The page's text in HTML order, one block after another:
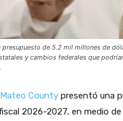
presupuesto de 5.2 mil millones de
y cambios federales que
County presentó una
2026-2027, en medio